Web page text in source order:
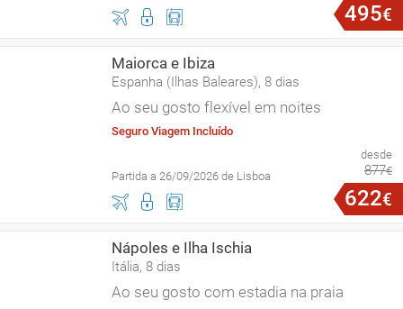
495€
Maiorca e Ibiza
Espanha (Ilhas Baleares), 8 dias
Ao seu gosto flexível em noites
Seguro Viagem Incluído
Partida a 26/09/2026 de Lisboa
desde
877€
622€
Nápoles e Ilha Ischia
Itália, 8 dias
Ao seu gosto com estadia na praia